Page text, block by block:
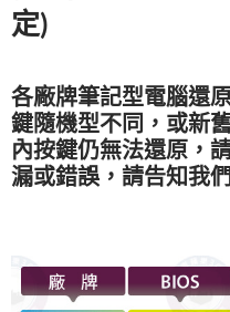
定)
各廠牌筆記型電腦還
鍵隨機型不同，或新
內按鍵仍無法還原，
漏或錯誤，請告知我